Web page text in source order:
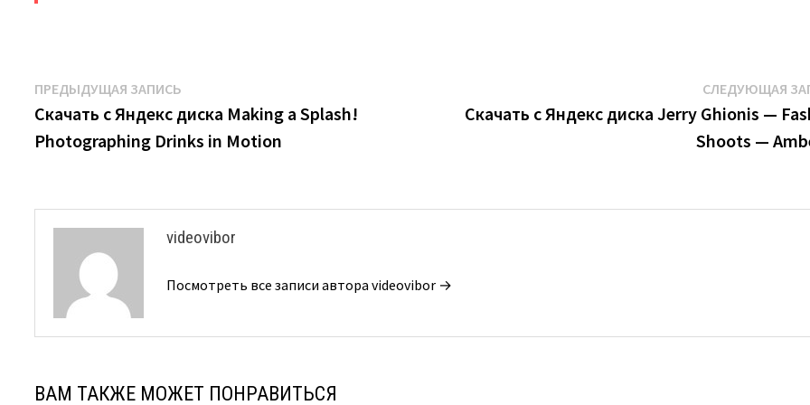
Навигация
по
записям
ПРЕДЫДУЩАЯ ЗАПИСЬ
запись:
Скачать с Яндекс диска Making a Splash!
Photographing Drinks in Motion
СЛЕДУЮЩАЯ
Скачать с Яндекс диска Jerry Ghionis —
Shoots —
videovibor
Посмотреть все записи автора videovibor →
ВАМ ТАКЖЕ МОЖЕТ ПОНРАВИТЬСЯ